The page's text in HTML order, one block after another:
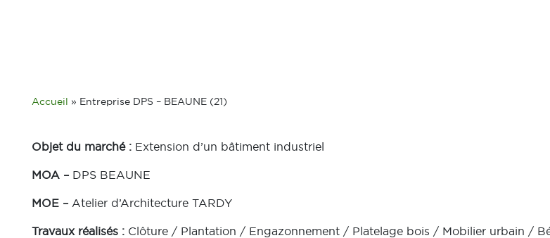
Accueil » Entreprise DPS – BEAUNE (21)
Objet du marché : Extension d’un bâtiment industriel
MOA – DPS BEAUNE
MOE – Atelier d’Architecture TARDY
Travaux réalisés : Clôture / Plantation / Engazonnement / Platelage bois / Mobilier urbain /